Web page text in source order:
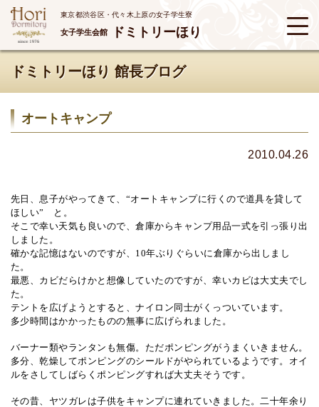
東京都渋谷区・代々木上原の女子学生寮
女子学生会館 ドミトリーほり
ドミトリーほり 館長ブログ
オートキャンプ
2010.04.26
先日、息子がやってきて、“オートキャンプに行くので道具を貸して
ほしい” と。
そこで幸い天気も良いので、倉庫からキャンプ用品一式を引っ張り出
しました。
確かな記憶はないのですが、 10年ぶりぐらいに倉庫から出しまし
た。
最悪、カビだらけかと想像していたのですが、幸いカビは大丈夫でし
た。
テントを広げようとすると、ナイロン同士がくっついています。
多少時間はかかったものの無事に広げられました。
バーナー類やランタンも無傷。ただポンピングがうまくいきません。
多分、乾燥してポンピングのシールドがやられているようです。オイ
ルをさしてしばらくポンピングすれば大丈夫そうです。
その昔、ヤツガレは子供をキャンプに連れていきました。二十年余り